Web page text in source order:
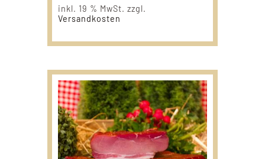
inkl. 19 % MwSt. zzgl.
Versandkosten